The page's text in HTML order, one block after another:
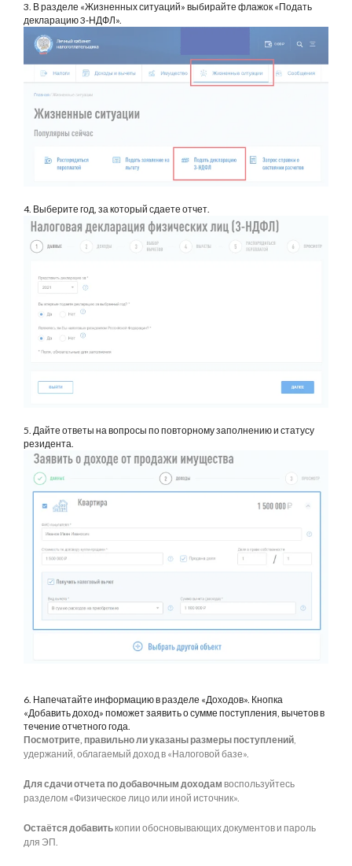
3. В разделе «Жизненных ситуаций» выбирайте флажок «Подать
декларацию 3‑НДФЛ».
4. Выберите год, за который сдаете отчет.
5. Дайте ответы на вопросы по повторному заполнению и статусу
резидента.
6. Напечатайте информацию в разделе «Доходов». Кнопка
«Добавить доход» поможет заявить о сумме поступления, вычетов в
течение отчетного года.
Посмотрите, правильно ли указаны размеры поступлений
удержаний, облагаемый доход в «Налоговой базе».
Для сдачи отчета по добавочным доходам воспользуйтесь
разделом «Физическое лицо или иной источник».
Остаётся добавитькопии обосновывающих документов и пароль
для ЭП.